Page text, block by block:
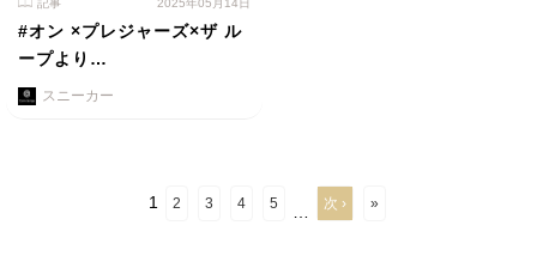
記事 2025年05月14日
#オン ×プレジャーズ×ザ ル
ープより…
スニーカー
1 2 3 4 5 次 › »